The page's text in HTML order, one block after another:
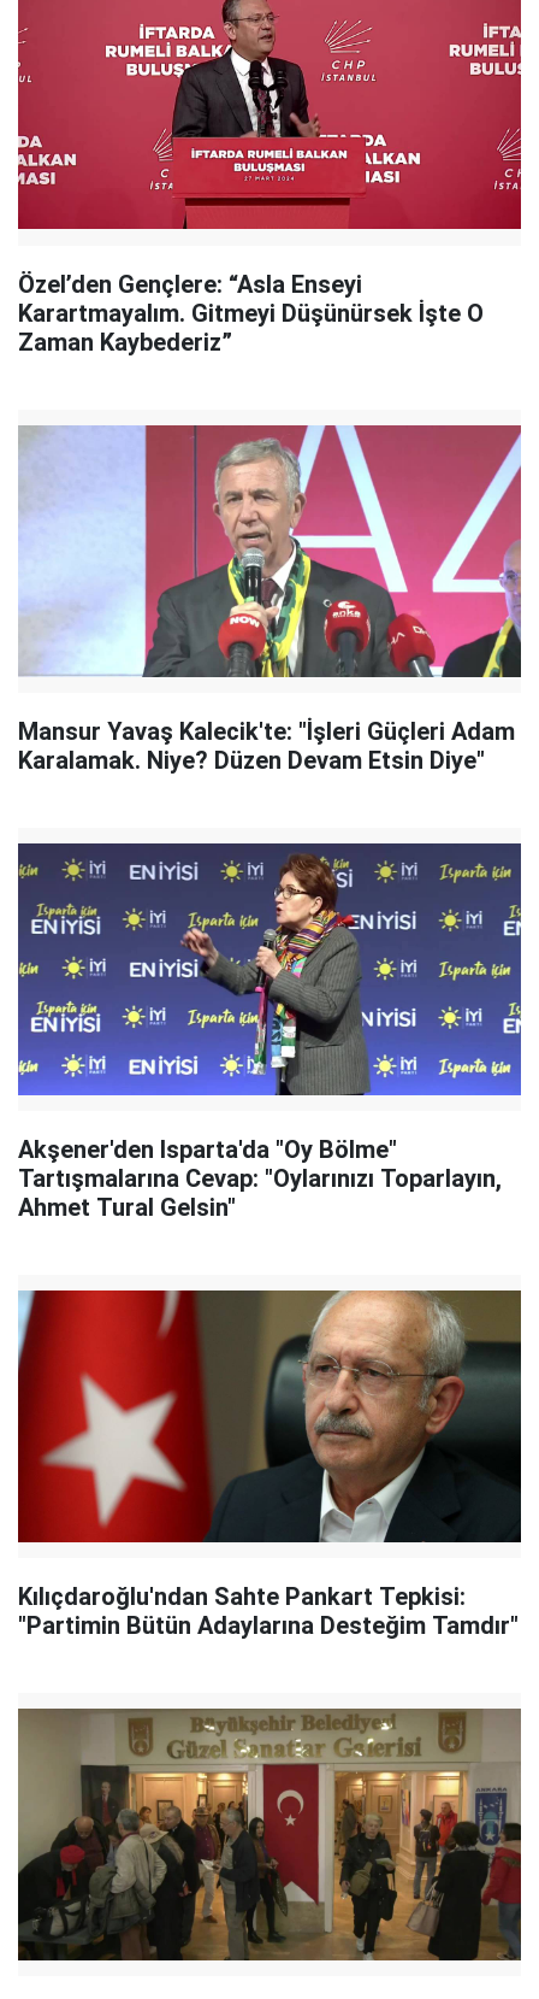
Özel’den Gençlere: “Asla Enseyi
Karartmayalım. Gitmeyi Düşünürsek İşte O
Zaman Kaybederiz”
Mansur Yavaş Kalecik'te: "İşleri Güçleri Adam
Karalamak. Niye? Düzen Devam Etsin Diye"
Akşener'den Isparta'da "Oy Bölme"
Tartışmalarına Cevap: "Oylarınızı Toparlayın,
Ahmet Tural Gelsin"
Kılıçdaroğlu'ndan Sahte Pankart Tepkisi:
"Partimin Bütün Adaylarına Desteğim Tamdır"